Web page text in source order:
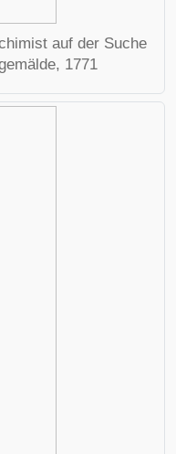
auf der Suche
1771